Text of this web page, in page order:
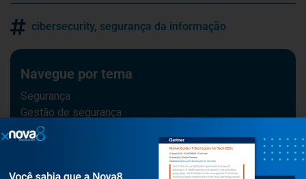
cibersecurity, segurança da informação
Navegue por tema
Segurança
Gestão de segurança
#cybersecurity
Notícias